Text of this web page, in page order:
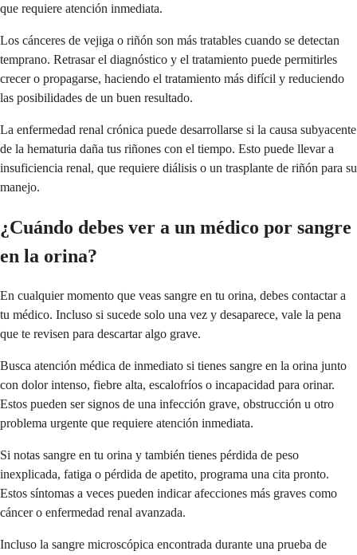
que requiere atención inmediata.
Los cánceres de vejiga o riñón son más tratables cuando se detectan
temprano. Retrasar el diagnóstico y el tratamiento puede permitirles
crecer o propagarse, haciendo el tratamiento más difícil y reduciendo
las posibilidades de un buen resultado.
La enfermedad renal crónica puede desarrollarse si la causa subyacente
de la hematuria daña tus riñones con el tiempo. Esto puede llevar a
insuficiencia renal, que requiere diálisis o un trasplante de riñón para su
manejo.
¿Cuándo debes ver a un médico por sangre
en la orina?
En cualquier momento que veas sangre en tu orina, debes contactar a
tu médico. Incluso si sucede solo una vez y desaparece, vale la pena
que te revisen para descartar algo grave.
Busca atención médica de inmediato si tienes sangre en la orina junto
con dolor intenso, fiebre alta, escalofríos o incapacidad para orinar.
Estos pueden ser signos de una infección grave, obstrucción u otro
problema urgente que requiere atención inmediata.
Si notas sangre en tu orina y también tienes pérdida de peso
inexplicada, fatiga o pérdida de apetito, programa una cita pronto.
Estos síntomas a veces pueden indicar afecciones más graves como
cáncer o enfermedad renal avanzada.
Incluso la sangre microscópica encontrada durante una prueba de